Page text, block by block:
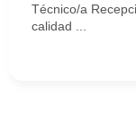
Técnico/a
calidad ...